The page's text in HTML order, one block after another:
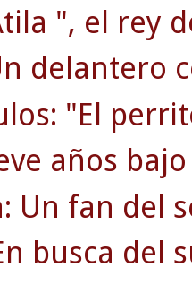
", el rey
delantero
"El
años
Un fan del
busca del